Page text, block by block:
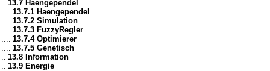
.. 13.7 Haengependel
.... 13.7.1 Haengependel
.... 13.7.2 Simulation
.... 13.7.3 FuzzyRegler
.... 13.7.4 Optimierer
.... 13.7.5 Genetisch
.. 13.8 Information
.. 13.9 Energie